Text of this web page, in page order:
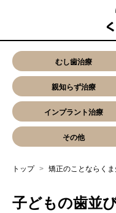
むし歯治療
親知らず治療
インプラント治療
その他
トップ 矯正のことならくま
子どもの歯並